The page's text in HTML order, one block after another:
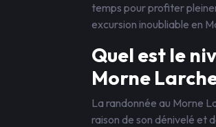
temps pour profiter
excursion inoubliable en
Quel est le
Morne
La randonnée au Morne
raison de son dénivelé et